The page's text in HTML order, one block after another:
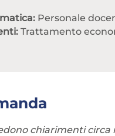
Personale
Trattamento
chiarimenti circa